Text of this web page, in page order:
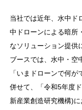
当社では近年、水中ド
中ドローンによる暗所
なソリューション提供
ブースでは、水中・空
「いまドローンで何が
併せて、「令和5年度
新産業創造研究機構)